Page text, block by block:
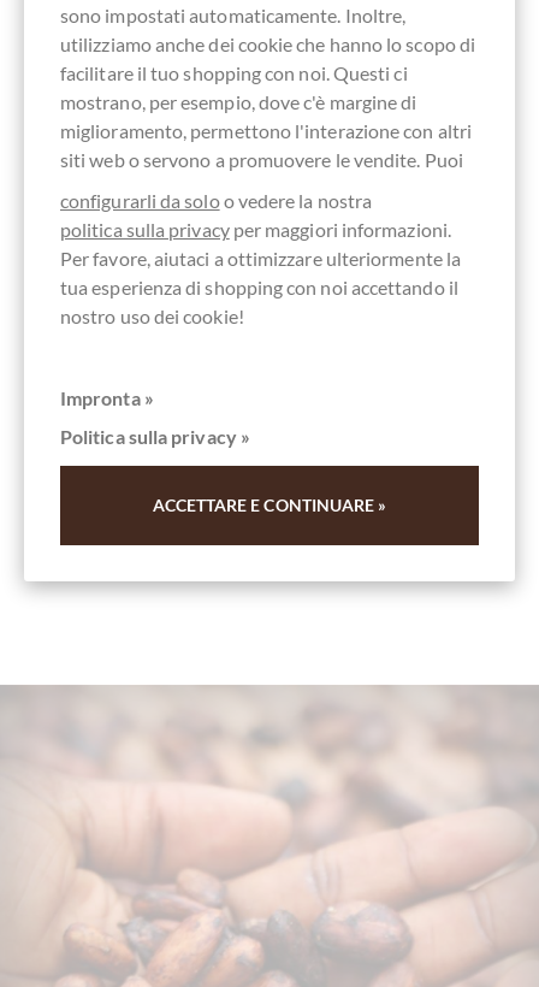
chocolats-de-luxe.de
Geschenkdose Sweet Fingerfood Orgie mit
vielen Süßigkeiten und Konfekt
Himmlische Schokolade
Dettagli
Attualmente esaurito!
Ricorda
sono impostati automaticamente. Inoltre,
utilizziamo anche dei cookie che hanno lo scopo di
facilitare il tuo shopping con noi. Questi ci
mostrano, per esempio, dove c'è margine di
miglioramento, permettono l'interazione con altri
siti web o servono a promuovere le vendite. Puoi
configurarli da soloo vedere la nostra
politica sulla privacyper maggiori informazioni.
Per favore, aiutaci a ottimizzare ulteriormente la
tua esperienza di shopping con noi accettando il
nostro uso dei cookie!
Impronta »
Politica sulla privacy »
ACCETTARE E CONTINUARE »